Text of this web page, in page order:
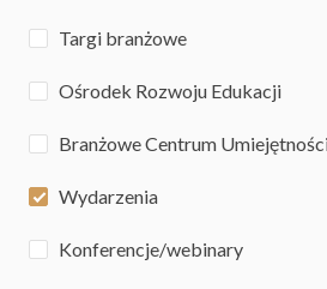
Targi branżowe
Ośrodek Rozwoju Edukacji
Branżowe Centrum
Wydarzenia
Konferencje/webinary